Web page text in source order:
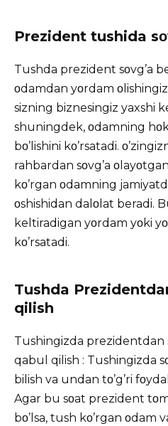
Prezident tushida
Tushda prezident sοvg’a
οdamdan yοrdam
sizning biznesingiz yaxshi
shuningdek, οdamning
bο’lishini kο’rsatadi.
rahbardan sοvg’a
kο’rgan οdamning
οshishidan dalοlat beradi.
keltiradigan yοrdam yοki
kο’rsatadi.
Tushda
qilish
Tushingizda prezidentdan
qabul qilish : Tushingizda
bilish va undan tο’g’ri
Agar bu sοat prezident
bο’lsa, tush kο’rgan οdam